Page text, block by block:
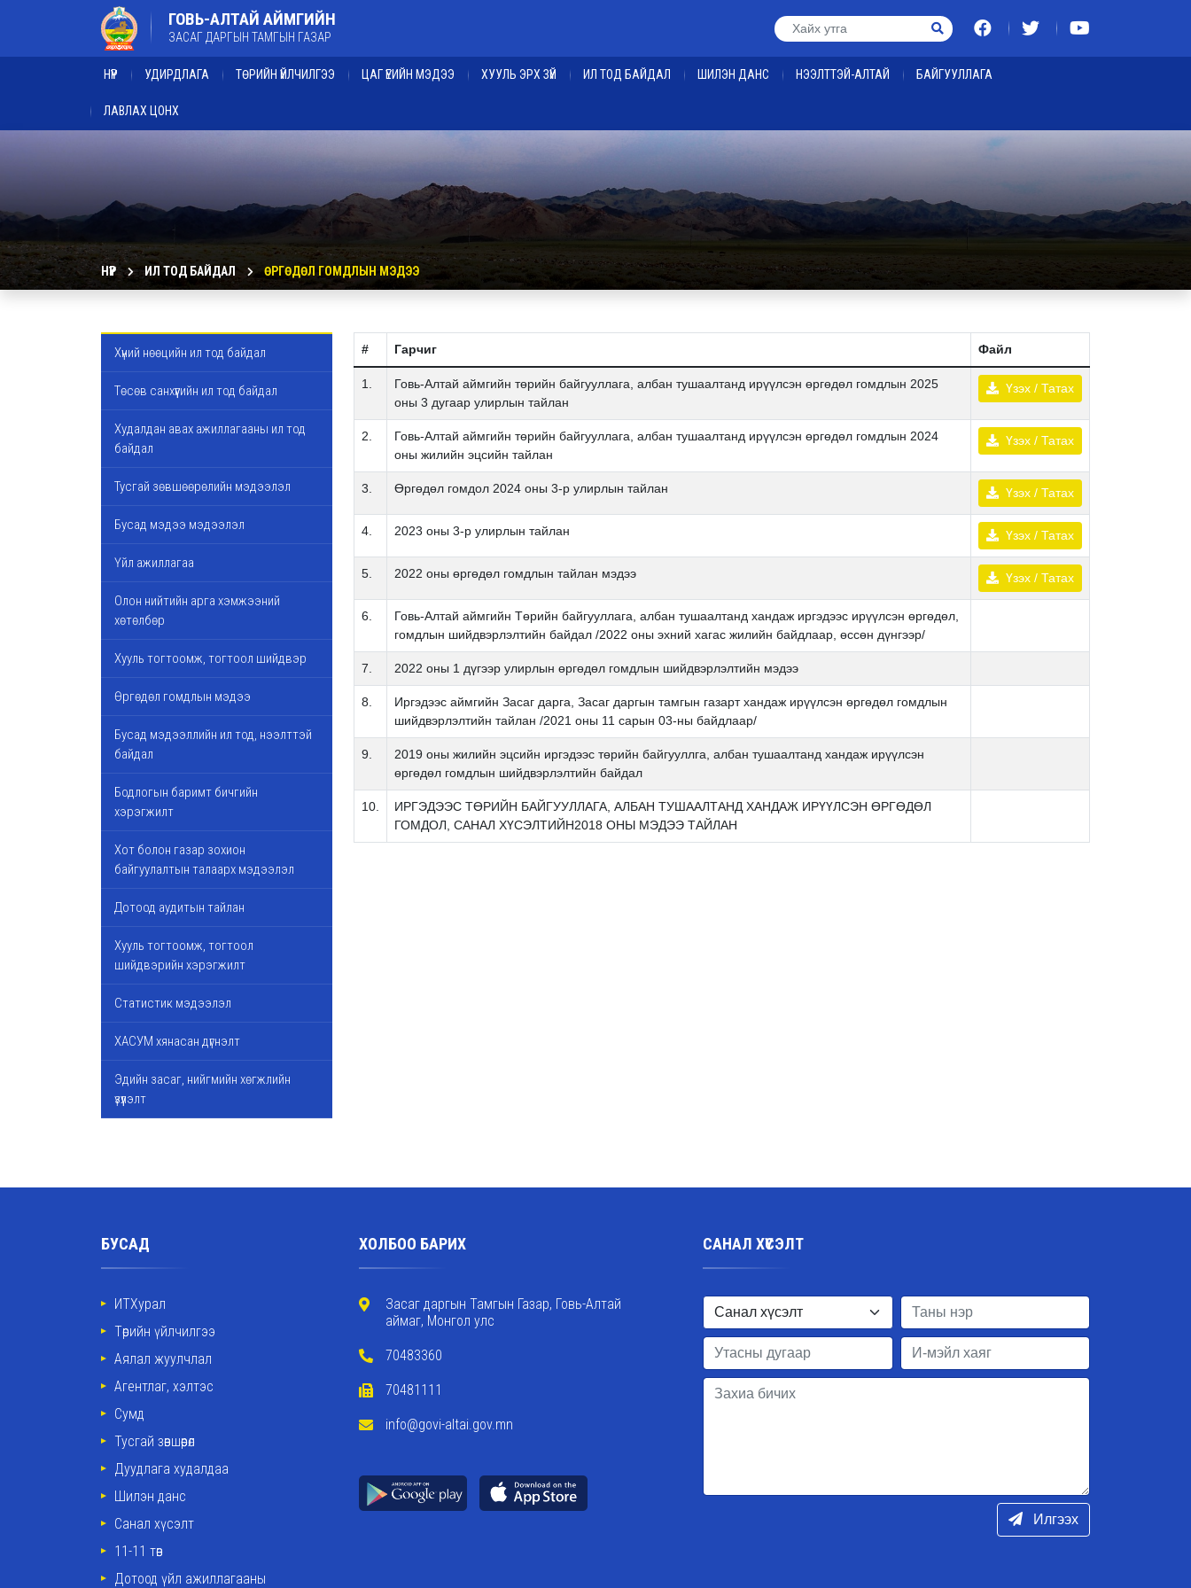
ГОВЬ-АЛТАЙ АЙМГИЙН
ЗАСАГ ДАРГЫН ТАМГЫН ГАЗАР
НҮҮР УДИРДЛАГА ТӨРИЙН ҮЙЛЧИЛГЭЭ ЦАГ ҮЕИЙН МЭДЭЭ ХУУЛЬ ЭРХ ЗҮЙ ИЛ ТОД БАЙДАЛ ШИЛЭН ДАНС НЭЭЛТТЭЙ-АЛТАЙ БАЙГУУЛЛАГА
ЛАВЛАХ ЦОНХ
НҮҮР ИЛ ТОД БАЙДАЛ ӨРГӨДӨЛ ГОМДЛЫН МЭДЭЭ
Хүний нөөцийн ил тод байдал
Төсөв санхүүгийн ил тод байдал
Худалдан авах ажиллагааны ил тод
байдал
Тусгай зөвшөөрөлийн мэдээлэл
Бусад мэдээ мэдээлэл
Үйл ажиллагаа
Олон нийтийн арга хэмжээний
хөтөлбөр
Хууль тогтоомж, тогтоол шийдвэр
Өргөдөл гомдлын мэдээ
Бусад мэдээллийн ил тод, нээлттэй
байдал
Бодлогын баримт бичгийн
хэрэгжилт
Хот болон газар зохион
байгуулалтын талаарх мэдээлэл
Дотоод аудитын тайлан
Хууль тогтоомж, тогтоол
шийдвэрийн хэрэгжилт
Статистик мэдээлэл
ХАСУМ хянасан дүгнэлт
Эдийн засаг, нийгмийн хөгжлийн
үзүүлэлт
# Гарчиг Файл
1.
Говь-Алтай аймгийн төрийн байгууллага, албан тушаалтанд ирүүлсэн өргөдөл гомдлын 2025
оны 3 дугаар улирлын тайлан
Үзэх / Татах
2.
Говь-Алтай аймгийн төрийн байгууллага, албан тушаалтанд ирүүлсэн өргөдөл гомдлын 2024
оны жилийн эцсийн тайлан
Үзэх / Татах
3. Өргөдөл гомдол 2024 оны 3-р улирлын тайлан Үзэх / Татах
4. 2023 оны 3-р улирлын тайлан Үзэх / Татах
5. 2022 оны өргөдөл гомдлын тайлан мэдээ Үзэх / Татах
6.
Говь-Алтай аймгийн Төрийн байгууллага, албан тушаалтанд хандаж иргэдээс ирүүлсэн өргөдөл,
гомдлын шийдвэрлэлтийн байдал /2022 оны эхний хагас жилийн байдлаар, өссөн дүнгээр/
7. 2022 оны 1 дүгээр улирлын өргөдөл гомдлын шийдвэрлэлтийн мэдээ
8.
Иргэдээс аймгийн Засаг дарга, Засаг даргын тамгын газарт хандаж ирүүлсэн өргөдөл гомдлын
шийдвэрлэлтийн тайлан /2021 оны 11 сарын 03-ны байдлаар/
9.
2019 оны жилийн эцсийн иргэдээс төрийн байгууллга, албан тушаалтанд хандаж ирүүлсэн
өргөдөл гомдлын шийдвэрлэлтийн байдал
10.
ИРГЭДЭЭС ТӨРИЙН БАЙГУУЛЛАГА, АЛБАН ТУШААЛТАНД ХАНДАЖ ИРҮҮЛСЭН ӨРГӨДӨЛ
ГОМДОЛ, САНАЛ ХҮСЭЛТИЙН2018 ОНЫ МЭДЭЭ ТАЙЛАН
БУСАД
ИТХурал
Төрийн үйлчилгээ
Аялал жуулчлал
Агентлаг, хэлтэс
Сумд
Тусгай зөвшөөрөл
Дуудлага худалдаа
Шилэн данс
Санал хүсэлт
11-11 төв
Дотоод үйл ажиллагааны
ХОЛБОО БАРИХ
Засаг даргын Тамгын Газар, Говь-Алтай
аймаг, Монгол улс
70483360
70481111
info@govi-altai.gov.mn
САНАЛ ХҮСЭЛТ
Илгээх